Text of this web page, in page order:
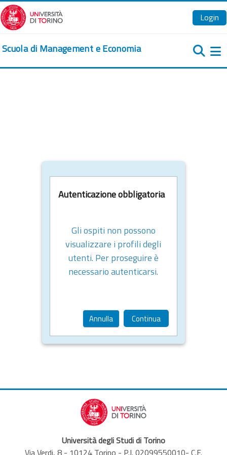
Vai al contenuto principale
Login
Scuola di Management e Economia
Autenticazione obbligatoria
Gli ospiti non possono
visualizzare i profili degli
utenti. Per proseguire è
necessario autenticarsi.
Annulla Continua
Università degli Studi di Torino
Via Verdi, 8 - 10124 Torino - P.I. 02099550010- C.F.